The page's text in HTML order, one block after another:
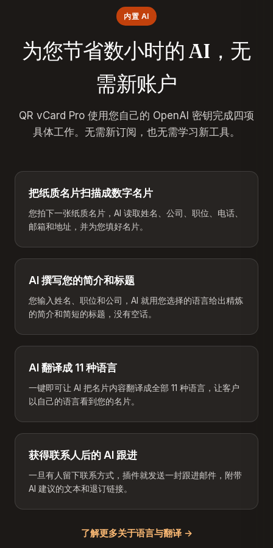
内置 AI
为您节省数小时的 AI，无
需新账户
QR vCard Pro 使用您自己的 OpenAI 密钥完成四项
具体工作。无需新订阅，也无需学习新工具。
把纸质名片扫描成数字名片
您拍下一张纸质名片，AI 读取姓名、公司、职位、电话、
邮箱和地址，并为您填好名片。
AI 撰写您的简介和标题
您输入姓名、职位和公司，AI 就用您选择的语言给出精炼
的简介和简短的标题，没有空话。
AI 翻译成 11 种语言
一键即可让 AI 把名片内容翻译成全部 11 种语言，让客户
以自己的语言看到您的名片。
获得联系人后的 AI 跟进
一旦有人留下联系方式，插件就发送一封跟进邮件，附带
AI 建议的文本和退订链接。
了解更多关于语言与翻译 →